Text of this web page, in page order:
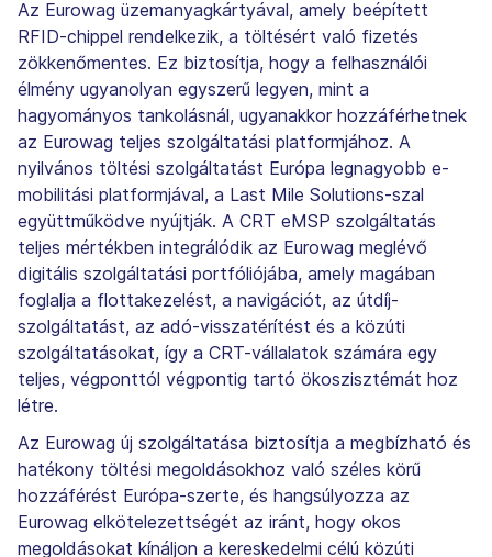
Az Eurowag üzemanyagkártyával, amely beépített
RFID-chippel rendelkezik, a töltésért való fizetés
zökkenőmentes. Ez biztosítja, hogy a felhasználói
élmény ugyanolyan egyszerű legyen, mint a
hagyományos tankolásnál, ugyanakkor hozzáférhetnek
az Eurowag teljes szolgáltatási platformjához. A
nyilvános töltési szolgáltatást Európa legnagyobb e-
mobilitási platformjával, a Last Mile Solutions-szal
együttműködve nyújtják. A CRT eMSP szolgáltatás
teljes mértékben integrálódik az Eurowag meglévő
digitális szolgáltatási portfóliójába, amely magában
foglalja a flottakezelést, a navigációt, az útdíj-
szolgáltatást, az adó-visszatérítést és a közúti
szolgáltatásokat, így a CRT-vállalatok számára egy
teljes, végponttól végpontig tartó ökoszisztémát hoz
létre.
Az Eurowag új szolgáltatása biztosítja a megbízható és
hatékony töltési megoldásokhoz való széles körű
hozzáférést Európa-szerte, és hangsúlyozza az
Eurowag elkötelezettségét az iránt, hogy okos
megoldásokat kínáljon a kereskedelmi célú közúti